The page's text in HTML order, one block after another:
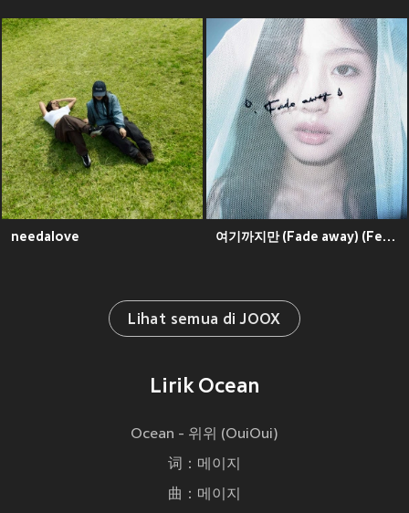
needalove 여기까지만 (Fade away) (Feat. Wilcox)
Lihat semua di JOOX
Lirik Ocean
Ocean - 위위 (OuiOui)
词：메이지
曲：메이지